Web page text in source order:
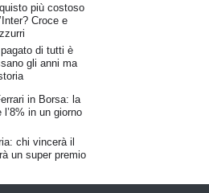
più costoso
Croce e
pagato di tutti è
gli anni ma
in Borsa: la
l’8% in un giorno
chi vincerà il
un super premio